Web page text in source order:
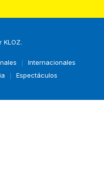
KLOZ.
Internacionales
Espectáculos